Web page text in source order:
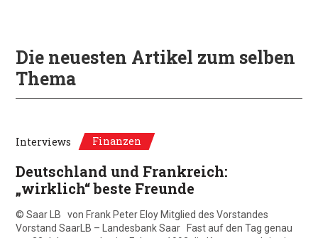
Die neuesten Artikel zum selben
Thema
Interviews Finanzen
Deutschland und Frankreich:
„wirklich“ beste Freunde
© Saar LB von Frank Peter Eloy Mitglied des Vorstandes
Vorstand SaarLB – Landesbank Saar Fast auf den Tag genau